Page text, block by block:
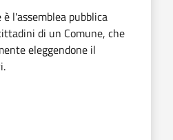
l'assemblea pubblica
di un Comune, che
eleggendone il